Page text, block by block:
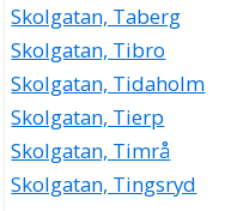
Skolgatan, Taberg
Skolgatan, Tibro
Skolgatan, Tidaholm
Skolgatan, Tierp
Skolgatan, Timrå
Skolgatan, Tingsryd